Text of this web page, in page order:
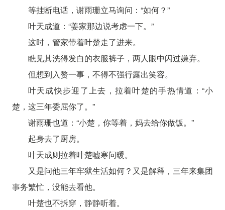
等挂断电话，谢雨珊立马询问：“如何？”
叶天成道：“姜家那边说考虑一下。”
这时，管家带着叶楚走了进来。
瞧见其洗得发白的衣服裤子，两人眼中闪过嫌弃。
但想到入赘一事，不得不强行露出笑容。
叶天成快步迎了上去，拉着叶楚的手热情道：“小
楚，这三年委屈你了。”
谢雨珊也道：“小楚，你等着，妈去给你做饭。”
起身去了厨房。
叶天成则拉着叶楚嘘寒问暖。
又是问他三年牢狱生活如何？又是解释，三年来集团
事务繁忙，没能去看他。
叶楚也不拆穿，静静听着。